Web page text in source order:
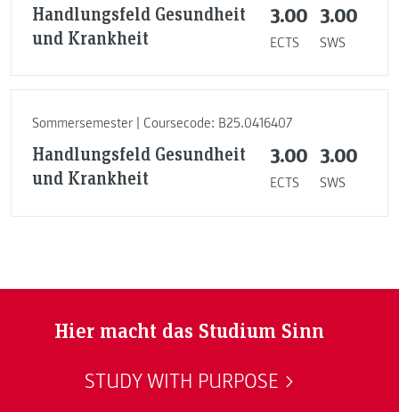
Handlungsfeld Gesundheit
und Krankheit
3.00
ECTS
3.00
SWS
Sommersemester | Coursecode: B25.0416407
Handlungsfeld Gesundheit
und Krankheit
3.00
ECTS
3.00
SWS
Hier macht das Studium Sinn
STUDY WITH PURPOSE